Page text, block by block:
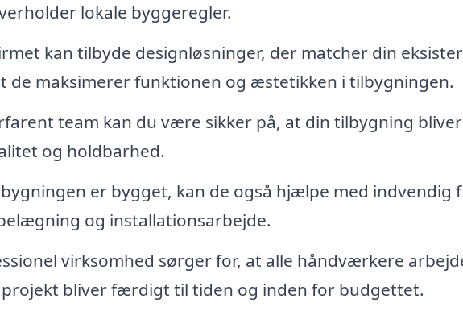
lokale byggeregler.
kan tilbyde designløsninger, der matcher din
de maksimerer funktionen og æstetikken i tilbygningen.
team kan du være sikker på, at din tilbygning bliver
og holdbarhed.
er bygget, kan de også hjælpe med indvendig
og installationsarbejde.
virksomhed sørger for, at alle håndværkere
bliver færdigt til tiden og inden for budgettet.